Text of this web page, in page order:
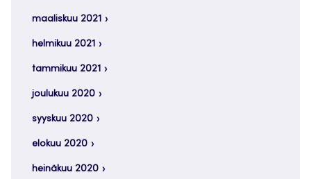
maaliskuu 2021
helmikuu 2021
tammikuu 2021
joulukuu 2020
syyskuu 2020
elokuu 2020
heinäkuu 2020